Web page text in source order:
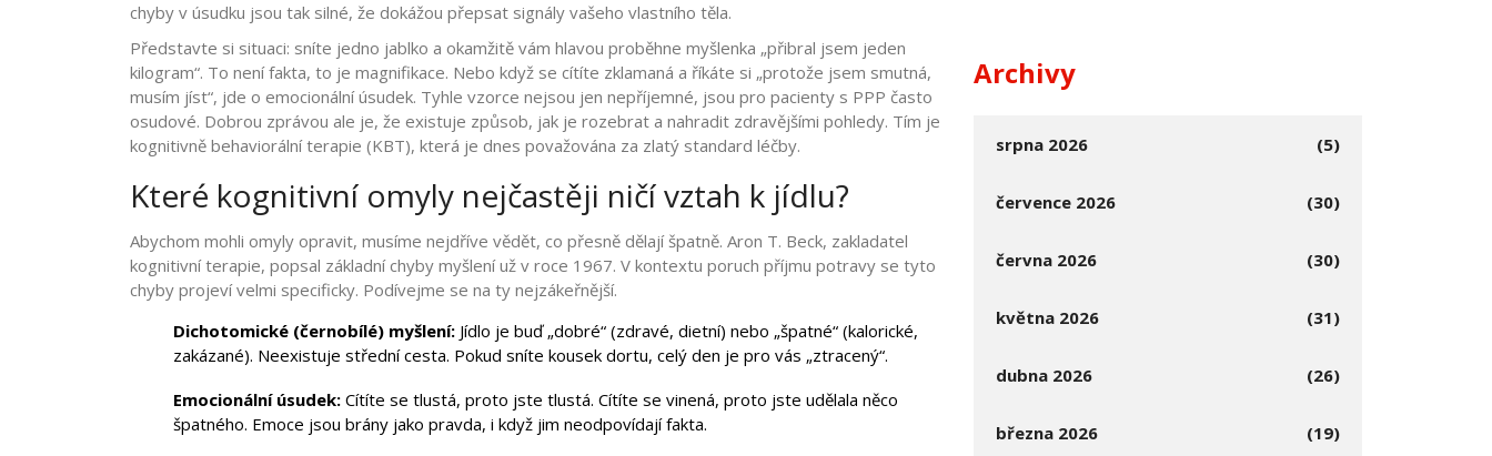
chyby v úsudku jsou tak silné, že dokážou přepsat signály vašeho vlastního těla.
Představte si situaci: sníte jedno jablko a okamžitě vám hlavou proběhne myšlenka „přibral jsem jeden
kilogram“. To není fakta, to je magnifikace. Nebo když se cítíte zklamaná a říkáte si „protože jsem smutná,
musím jíst“, jde o emocionální úsudek. Tyhle vzorce nejsou jen nepříjemné, jsou pro pacienty s PPP často
osudové. Dobrou zprávou ale je, že existuje způsob, jak je rozebrat a nahradit zdravějšími pohledy. Tím je
kognitivně behaviorální terapie (KBT), která je dnes považována za zlatý standard léčby.
Které kognitivní omyly nejčastěji ničí vztah k jídlu?
Abychom mohli omyly opravit, musíme nejdříve vědět, co přesně dělají špatně. Aron T. Beck, zakladatel
kognitivní terapie, popsal základní chyby myšlení už v roce 1967. V kontextu poruch příjmu potravy se tyto
chyby projeví velmi specificky. Podívejme se na ty nejzákeřnější.
Dichotomické (černobílé) myšlení: Jídlo je buď „dobré“ (zdravé, dietní) nebo „špatné“ (kalorické,
zakázané). Neexistuje střední cesta. Pokud sníte kousek dortu, celý den je pro vás „ztracený“.
Emocionální úsudek: Cítíte se tlustá, proto jste tlustá. Cítíte se vinená, proto jste udělala něco
špatného. Emoce jsou brány jako pravda, i když jim neodpovídají fakta.
Archivy
srpna 2026 (5)
července 2026 (30)
června 2026 (30)
května 2026 (31)
dubna 2026 (26)
března 2026 (19)